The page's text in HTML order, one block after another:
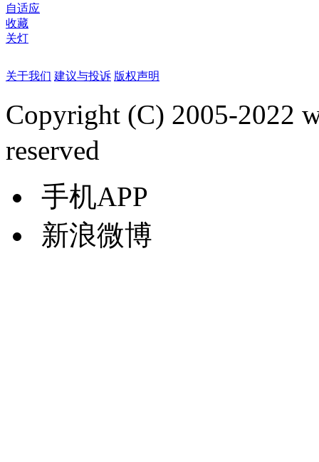
自适应
收藏
关灯
关于我们 建议与投诉 版权声明
Copyright (C) 2005-2022
reserved
手机APP
新浪微博